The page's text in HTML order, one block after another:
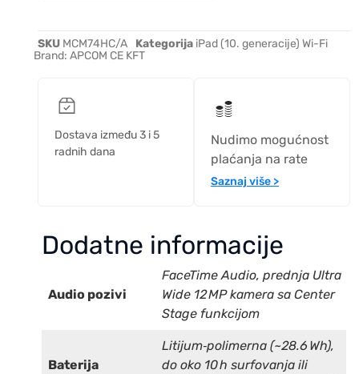
SKU MCM74HC/A Kategorija iPad (10. generacije) Wi-Fi
Brand: APCOM CE KFT
Dostava između 3 i 5
radnih dana
Nudimo mogućnost
plaćanja na rate
Saznaj više >
Dodatne informacije
Audio pozivi
FaceTime Audio, prednja Ultra
Wide 12 MP kamera sa Center
Stage funkcijom
Baterija
Litijum‑polimerna (~28.6 Wh),
do oko 10 h surfovanja ili